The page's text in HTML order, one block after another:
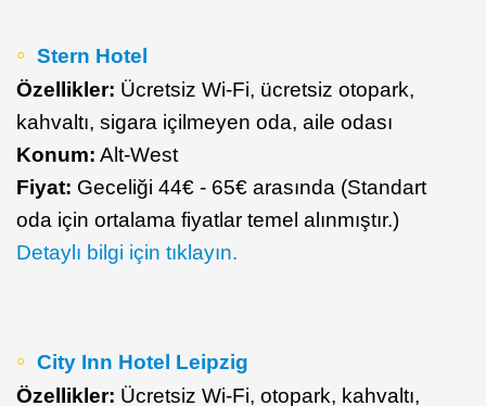
Stern Hotel
Özellikler: Ücretsiz Wi-Fi, ücretsiz otopark,
kahvaltı, sigara içilmeyen oda, aile odası
Konum: Alt-West
Fiyat: Geceliği 44€ - 65€ arasında (Standart
oda için ortalama fiyatlar temel alınmıştır.)
Detaylı bilgi için tıklayın.
City Inn Hotel Leipzig
Özellikler: Ücretsiz Wi-Fi, otopark, kahvaltı,